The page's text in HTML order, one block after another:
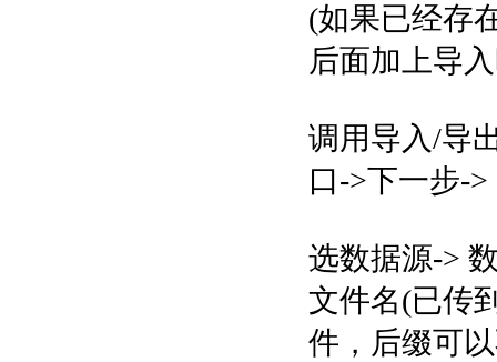
(如果已经存
后面加上导
调用导入/导
口->下一步->
选数据源->
文件名(已传
件，后缀可